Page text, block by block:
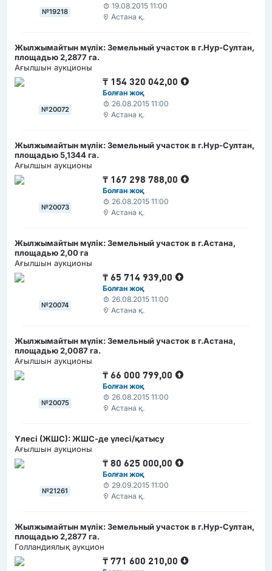
№19218
19.08.2015 11:00
Астана қ.
Жылжымайтын мүлік: Земельный участок в г.Нур-Султан,
площадью 2,2877 га.
Ағылшын аукционы
№20072
₸ 154 320 042,00
Болған жоқ
26.08.2015 11:00
Астана қ.
Жылжымайтын мүлік: Земельный участок в г.Нур-Султан,
площадью 5,1344 га.
Ағылшын аукционы
№20073
₸ 167 298 788,00
Болған жоқ
26.08.2015 11:00
Астана қ.
Жылжымайтын мүлік: Земельный участок в г.Астана,
площадью 2,00 га
Ағылшын аукционы
№20074
₸65 714 939,00
Болған жоқ
26.08.2015 11:00
Астана қ.
Жылжымайтын мүлік: Земельный участок в г.Астана,
площадью 2,0087 га.
Ағылшын аукционы
№20075
₸66 000 799,00
Болған жоқ
26.08.2015 11:00
Астана қ.
Үлесі (ЖШС): ЖШС-де үлесі/қатысу
Ағылшын аукционы
№21261
₸80 625 000,00
Болған жоқ
29.09.2015 11:00
Астана қ.
Жылжымайтын мүлік: Земельный участок в г.Нур-Султан,
площадью 2,2877 га.
Голландиялық аукцион
₸771 600 210,00